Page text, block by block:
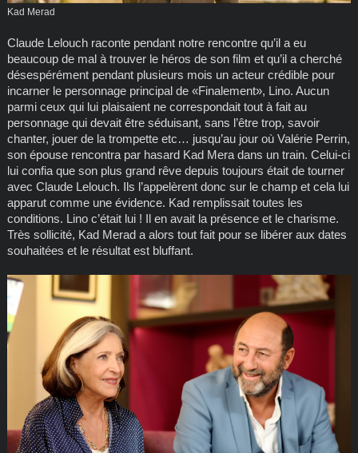
Kad Merad
Claude Lelouch raconte pendant notre rencontre qu’il a eu
beaucoup de mal à trouver le héros de son film et qu’il a cherché
désespérément pendant plusieurs mois un acteur crédible pour
incarner le personnage principal de «Finalement», Lino. Aucun
parmi ceux qui lui plaisaient ne correspondait tout à fait au
personnage qui devait être séduisant, sans l’être trop, savoir
chanter, jouer de la trompette etc… jusqu’au jour où Valérie Perrin,
son épouse rencontra par hasard Kad Mera dans un train. Celui-ci
lui confia que son plus grand rêve depuis toujours était de tourner
avec Claude Lelouch. Ils l’appelèrent donc sur le champ et cela lui
apparut comme une évidence. Kad remplissait toutes les
conditions. Lino c’était lui ! Il en avait la présence et le charisme.
Très sollicité, Kad Merad a alors tout fait pour se libérer aux dates
souhaitées et le résultat est bluffant.